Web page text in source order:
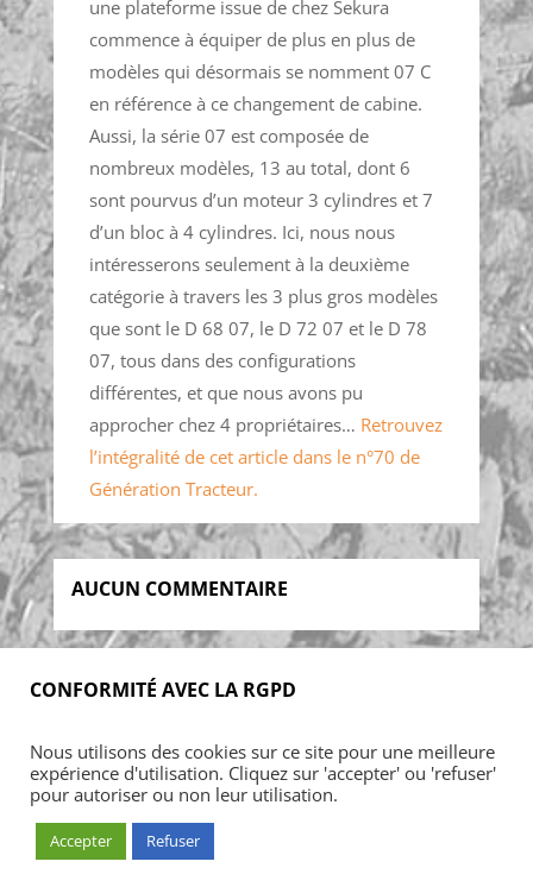
une plateforme issue de chez Sekura
commence à équiper de plus en plus de
modèles qui désormais se nomment 07 C
en référence à ce changement de cabine.
Aussi, la série 07 est composée de
nombreux modèles, 13 au total, dont 6
sont pourvus d’un moteur 3 cylindres et 7
d’un bloc à 4 cylindres. Ici, nous nous
intéresserons seulement à la deuxième
catégorie à travers les 3 plus gros modèles
que sont le D 68 07, le D 72 07 et le D 78
07, tous dans des configurations
différentes, et que nous avons pu
approcher chez 4 propriétaires… Retrouvez
l’intégralité de cet article dans le n°70 de
Génération Tracteur.
AUCUN COMMENTAIRE
Foires & manifestations
Petites annonces
Contact
Mon Compte
© ARMADA CONCEPT
CONFORMITÉ AVEC LA RGPD
Nous utilisons des cookies sur ce site pour une meilleure
expérience d'utilisation. Cliquez sur 'accepter' ou 'refuser'
pour autoriser ou non leur utilisation.
Accepter Refuser